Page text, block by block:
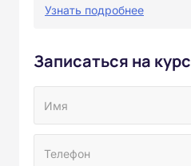
Узнать подробнее
Записаться на курс